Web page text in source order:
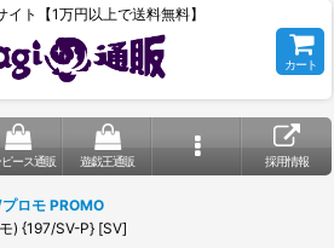
イト【1万円以上で送料無料】
カート
ース通販 遊戯王通販 採用情報
ロモ PROMO
) {197/SV-P} [SV]